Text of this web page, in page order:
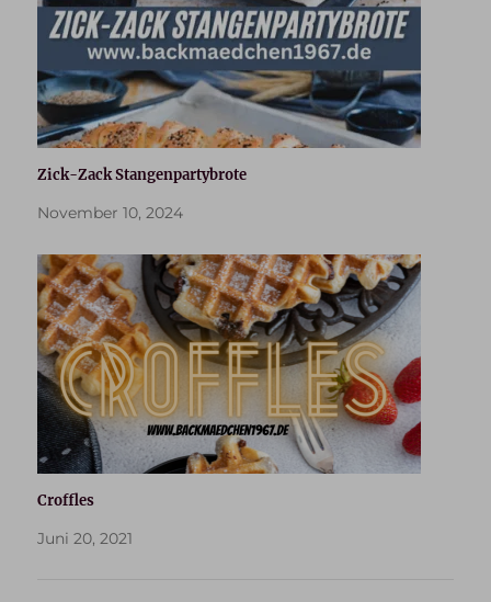
Zick-Zack Stangenpartybrote
November 10, 2024
Croffles
Juni 20, 2021